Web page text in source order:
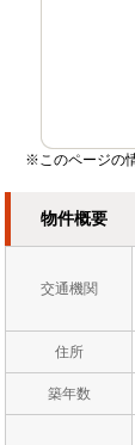
※このページの
物件概要
交通機関
住所
築年数